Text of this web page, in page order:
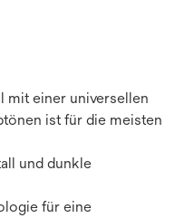
mit einer universellen
ist für die meisten
und dunkle
für eine